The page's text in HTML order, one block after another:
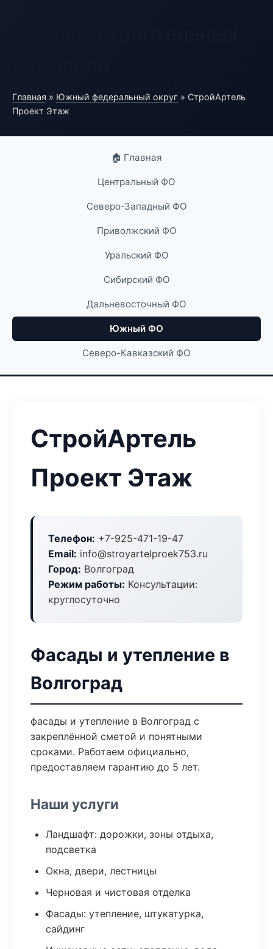
Главная » Южный федеральный округ » СтройАртель
Проект Этаж
🏠 Главная
Центральный ФО
Северо-Западный ФО
Приволжский ФО
Уральский ФО
Сибирский ФО
Дальневосточный ФО
Южный ФО
Северо-Кавказский ФО
СтройАртель
Проект Этаж
Телефон: +7-925-471-19-47
Email: info@stroyartelproek753.ru
Город: Волгоград
Режим работы: Консультации:
круглосуточно
Фасады и утепление в
Волгоград
фасады и утепление в Волгоград с
закреплённой сметой и понятными
сроками. Работаем официально,
предоставляем гарантию до 5 лет.
Наши услуги
Ландшафт: дорожки, зоны отдыха,
подсветка
Окна, двери, лестницы
Черновая и чистовая отделка
Фасады: утепление, штукатурка,
сайдинг